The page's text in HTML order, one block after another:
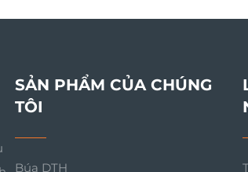
SẢN PHẨM CỦA CHÚNG
TÔI
Búa DTH